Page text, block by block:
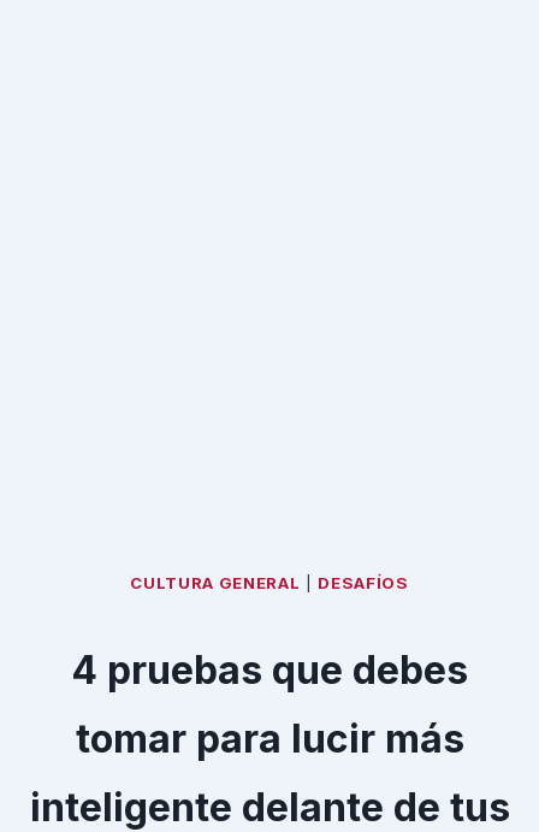
CULTURA GENERAL DESAFÍOS
4 pruebas que debes
tomar para lucir más
inteligente delante de tus